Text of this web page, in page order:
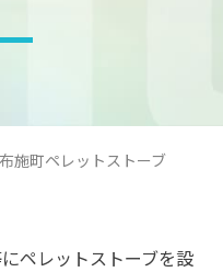
施町ペレットストーブ
ペレットストーブを設